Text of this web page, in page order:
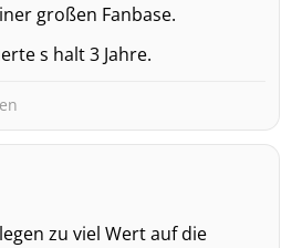
großen Fanbase.
s halt 3 Jahre.
zu viel Wert auf die